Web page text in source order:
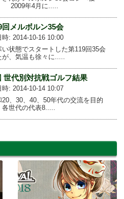
2009年4月に.....
回メルボルン35会
時: 2014-10-16 10:00
状態でスタートした第119回35会
、気温も徐々に.....
世代別対抗戦ゴルフ結果
時: 2014-10-14 10:07
、30、40、50年代の交流を目的
各世代の代表8.....